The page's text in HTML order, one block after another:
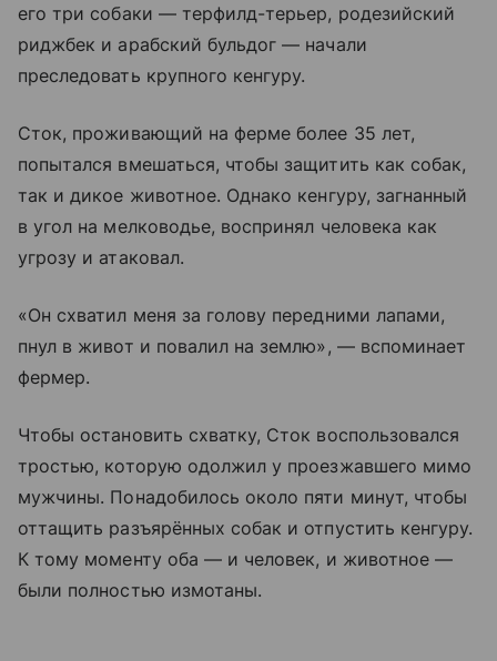
его три собаки — терфилд-терьер, родезийский
риджбек и арабский бульдог — начали
преследовать крупного кенгуру.
Сток, проживающий на ферме более 35 лет,
попытался вмешаться, чтобы защитить как собак,
так и дикое животное. Однако кенгуру, загнанный
в угол на мелководье, воспринял человека как
угрозу и атаковал.
«Он схватил меня за голову передними лапами,
пнул в живот и повалил на землю», — вспоминает
фермер.
Чтобы остановить схватку, Сток воспользовался
тростью, которую одолжил у проезжавшего мимо
мужчины. Понадобилось около пяти минут, чтобы
оттащить разъярённых собак и отпустить кенгуру.
К тому моменту оба — и человек, и животное —
были полностью измотаны.